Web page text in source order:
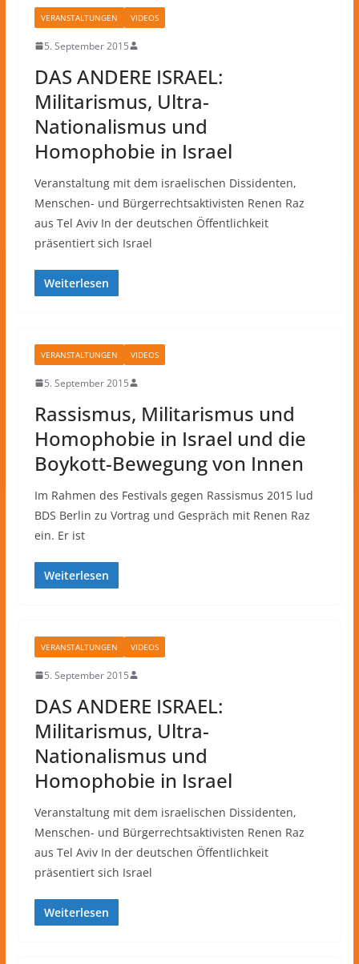
VERANSTALTUNGEN VIDEOS
5. September 2015
DAS ANDERE ISRAEL:
Militarismus, Ultra-
Nationalismus und
Homophobie in Israel
Veranstaltung mit dem israelischen Dissidenten,
Menschen- und Bürgerrechtsaktivisten Renen Raz
aus Tel Aviv In der deutschen Öffentlichkeit
präsentiert sich Israel
Weiterlesen
VERANSTALTUNGEN VIDEOS
5. September 2015
Rassismus, Militarismus und
Homophobie in Israel und die
Boykott-Bewegung von Innen
Im Rahmen des Festivals gegen Rassismus 2015 lud
BDS Berlin zu Vortrag und Gespräch mit Renen Raz
ein. Er ist
Weiterlesen
VERANSTALTUNGEN VIDEOS
5. September 2015
DAS ANDERE ISRAEL:
Militarismus, Ultra-
Nationalismus und
Homophobie in Israel
Veranstaltung mit dem israelischen Dissidenten,
Menschen- und Bürgerrechtsaktivisten Renen Raz
aus Tel Aviv In der deutschen Öffentlichkeit
präsentiert sich Israel
Weiterlesen